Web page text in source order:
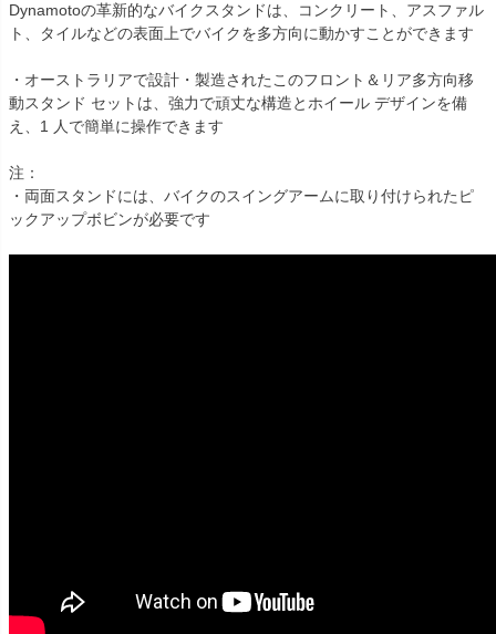
Dynamotoの革新的なバイクスタンドは、コンクリート、アスファル
ト、タイルなどの表面上でバイクを多方向に動かすことができます
・オーストラリアで設計・製造されたこのフロント＆リア多方向移
動スタンド セットは、強力で頑丈な構造とホイール デザインを備
え、1 人で簡単に操作できます
注：
・両面スタンドには、バイクのスイングアームに取り付けられたピ
ックアップボビンが必要です